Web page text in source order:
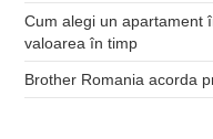
Cum alegi un apartament
valoarea în timp
Brother Romania acorda